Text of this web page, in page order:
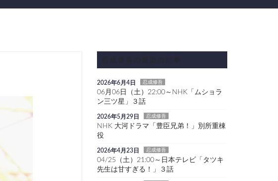
忍成修吾の最近の記事
2026年6月4日 忍成修吾
06月06日（土）22:00～NHK「ムショラ
ン三ツ星」３話
2026年5月29日 忍成修吾
NHK 大河ドラマ「豊臣兄弟！」別所重棟
役
2026年4月23日 忍成修吾
04/25（土）21:00～日本テレビ「タツキ
先生は甘すぎる！」３話